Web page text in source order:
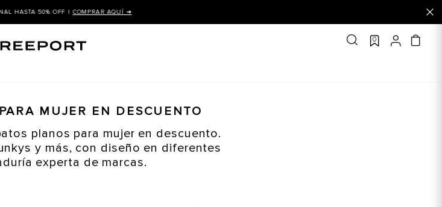
HASTA 50% OFF |COMPRAR AQUÍ ➜
0
MUJER EN DESCUENTO
planos para mujer en descuento.
y más, con diseño en diferentes
experta de marcas.